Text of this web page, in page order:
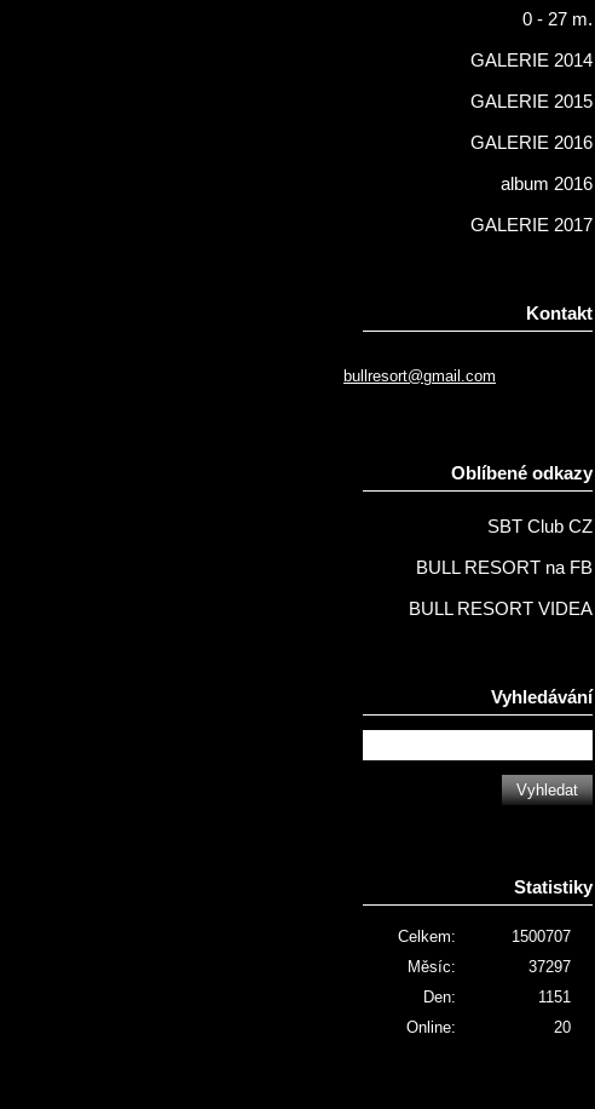
0 - 27 m.
GALERIE 2014
GALERIE 2015
GALERIE 2016
album 2016
GALERIE 2017
Kontakt
bullresort@gmail.com
Oblíbené odkazy
SBT Club CZ
BULL RESORT na FB
BULL RESORT VIDEA
Vyhledávání
Statistiky
Online: 20
Celkem:
1500707
Měsíc:
37297
Den:
1151